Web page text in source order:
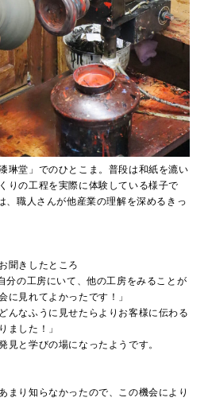
琳堂」でのひとこま。普段は和紙を漉い
りの工程を実際に体験している様子で
、職人さんが他産業の理解を深めるきっ
聞きしたところ
分の工房にいて、他の工房をみることが
に見れてよかったです！」
んなふうに見せたらよりお客様に伝わる
ました！」
見と学びの場になったようです。
まり知らなかったので、この機会により